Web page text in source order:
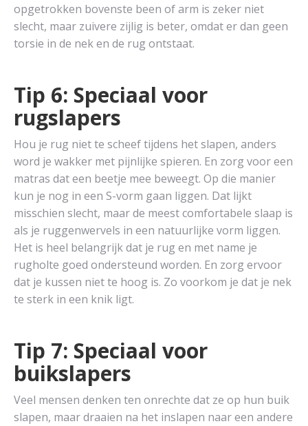
opgetrokken bovenste been of arm is zeker niet
slecht, maar zuivere zijlig is beter, omdat er dan geen
torsie in de nek en de rug ontstaat.
Tip 6: Speciaal voor
rugslapers
Hou je rug niet te scheef tijdens het slapen, anders
word je wakker met pijnlijke spieren. En zorg voor een
matras dat een beetje mee beweegt. Op die manier
kun je nog in een S-vorm gaan liggen. Dat lijkt
misschien slecht, maar de meest comfortabele slaap is
als je ruggenwervels in een natuurlijke vorm liggen.
Het is heel belangrijk dat je rug en met name je
rugholte goed ondersteund worden. En zorg ervoor
dat je kussen niet te hoog is. Zo voorkom je dat je nek
te sterk in een knik ligt.
Tip 7: Speciaal voor
buikslapers
Veel mensen denken ten onrechte dat ze op hun buik
slapen, maar draaien na het inslapen naar een andere